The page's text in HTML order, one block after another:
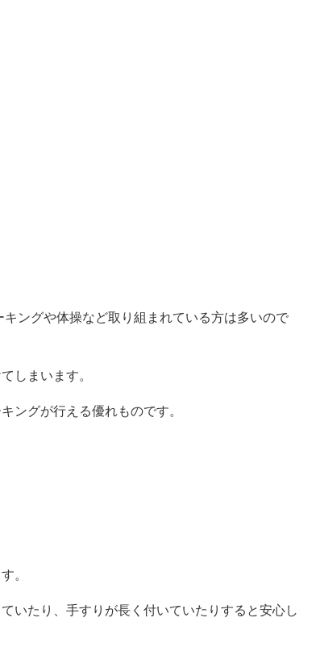
ングや体操など取り組まれている方は多いので
しまいます。
ングが行える優れものです。
。
いたり、手すりが長く付いていたりすると安心し